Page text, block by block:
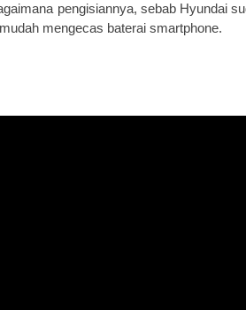
pengisiannya, sebab Hyundai
mengecas baterai smartphone.